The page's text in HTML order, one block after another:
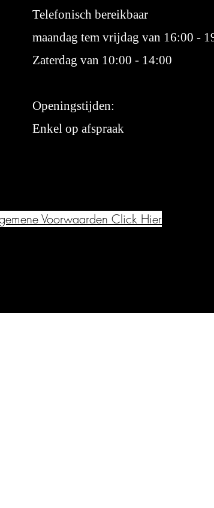
Telefonisch bereikbaar
maandag tem vrijdag van 16:00 -
Zaterdag van 10:00 - 14:00
Openingstijden:
Enkel op afspraak
Voorwaarden Click Hier